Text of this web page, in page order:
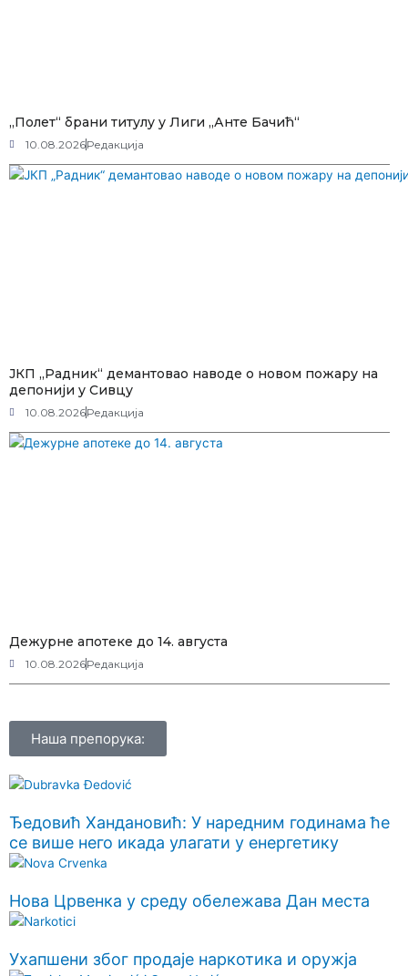
„Полет“ брани титулу у Лиги „Анте Бачић“
10.08.2026Редакција
ЈКП „Радник“ демантовао наводе о новом пожару на
депонији у Сивцу
10.08.2026Редакција
Дежурне апотеке до 14. августа
10.08.2026Редакција
Наша препорука:
Ђедовић Хандановић: У наредним годинама ће
се више него икада улагати у енергетику
Нова Црвенка у среду обележава Дан места
Ухапшени због продаје наркотика и оружја